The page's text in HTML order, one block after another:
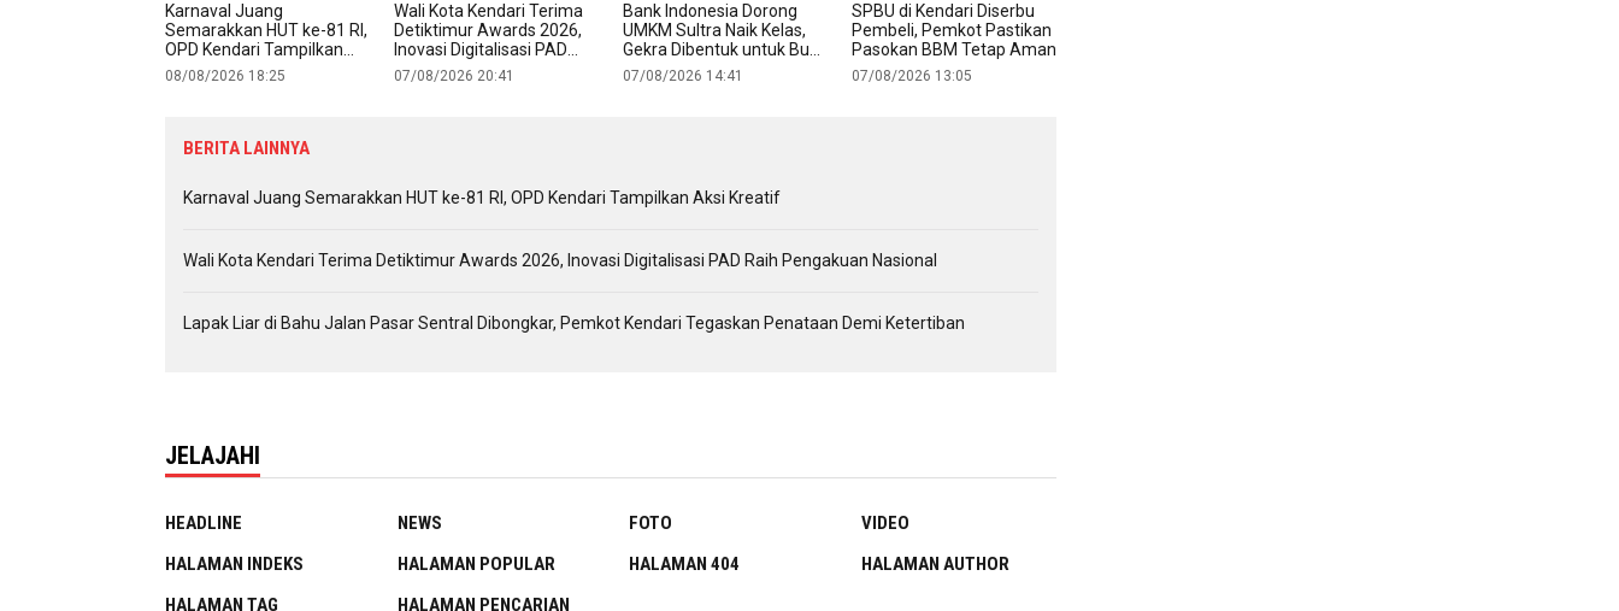
Karnaval Juang
Semarakkan HUT ke-81 RI,
OPD Kendari Tampilkan
Aksi Kreatif
08/08/2026 18:25
Wali Kota Kendari Terima
Detiktimur Awards 2026,
Inovasi Digitalisasi PAD
Raih Pengakuan Nasional
07/08/2026 20:41
Bank Indonesia Dorong
UMKM Sultra Naik Kelas,
Gekra Dibentuk untuk Buka
Jalan Produk Lokal ke
Pasar Ekspor
07/08/2026 14:41
SPBU di Kendari Diserbu
Pembeli, Pemkot Pastikan
Pasokan BBM Tetap Aman
07/08/2026 13:05
BERITA LAINNYA
Karnaval Juang Semarakkan HUT ke-81 RI, OPD Kendari Tampilkan Aksi Kreatif
Wali Kota Kendari Terima Detiktimur Awards 2026, Inovasi Digitalisasi PAD Raih Pengakuan Nasional
Lapak Liar di Bahu Jalan Pasar Sentral Dibongkar, Pemkot Kendari Tegaskan Penataan Demi Ketertiban
JELAJAHI
HEADLINE NEWS FOTO
VIDEO
HALAMAN INDEKS
HALAMAN POPULAR HALAMAN 404
HALAMAN AUTHOR
HALAMAN TAG
HALAMAN PENCARIAN